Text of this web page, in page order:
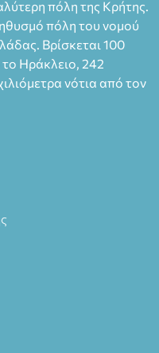
Πάπυρος (Πλατεία
39 Ιεράπετρα)
Ιεράπετρας
ΚΝΩΣΟΣ
πόλη της Κρήτης.
πόλη του νομού
Βρίσκεται 100
το Ηράκλειο, 242
νότια από τον